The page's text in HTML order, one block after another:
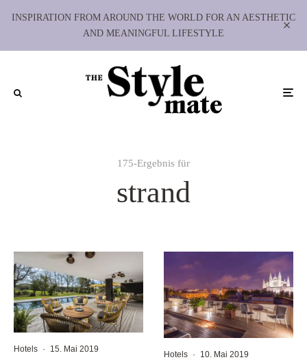
INSPIRATION FROM AROUND THE WORLD FOR AN AESTHETIC
AND MEANINGFUL LIFESTYLE
175-Ergebnis für
strand
Hotels · 15. Mai 2019
Hotels · 10. Mai 2019